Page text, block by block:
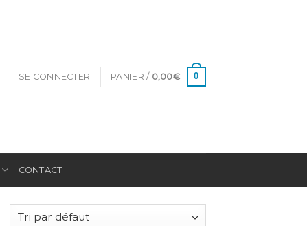
SE CONNECTER PANIER / 0,00€ 0
CONTACT